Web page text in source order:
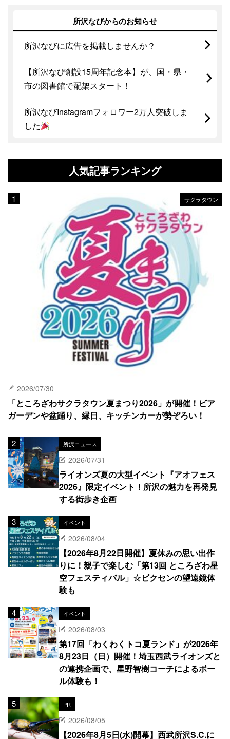
所沢なびからのお知らせ
所沢なびに広告を掲載しませんか？
【所沢なび創設15周年記念本】が、国・県・
市の図書館で配架スタート！
所沢なびInstagramフォロワー2万人突破しま
した
人気記事ランキング
サクラタウン
2026/07/30
「ところざわサクラタウン夏まつり2026」が開催！ビア
ガーデンや盆踊り、縁日、キッチンカーが勢ぞろい！
所沢ニュース
2026/07/31
ライオンズ夏の大型イベント『アオフェス
2026』限定イベント！所沢の魅力を再発見
する街歩き企画
イベント
2026/08/04
【2026年8月22日開催】夏休みの思い出作
りに！親子で楽しむ「第13回 ところざわ星
空フェスティバル」☆ビクセンの望遠鏡体
験も
イベント
2026/08/03
第17回「わくわくトコ夏ランド」が2026年
8月23日（日）開催！埼玉西武ライオンズと
の連携企画で、星野智樹コーチによるボー
ル体験も！
PR
2026/08/05
【2026年8月5日(水)開幕】西武所沢S.C.に